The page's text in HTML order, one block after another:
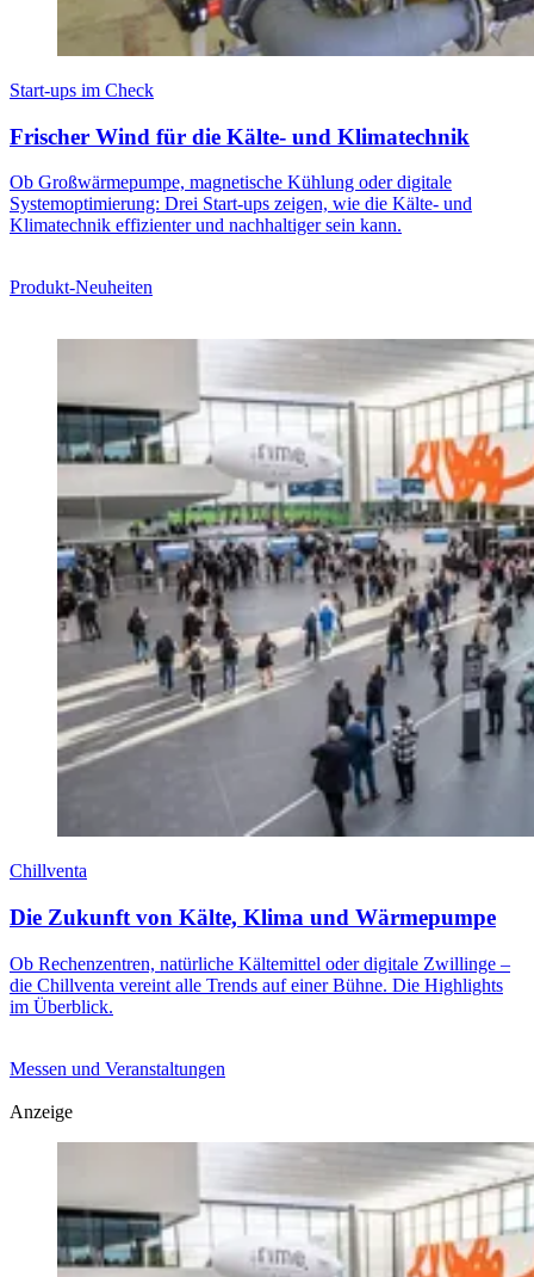
Start-ups im Check
Frischer Wind für die Kälte- und Klimatechnik
Ob Großwärmepumpe, magnetische Kühlung oder digitale
Systemoptimierung: Drei Start-ups zeigen, wie die Kälte- und
Klimatechnik effizienter und nachhaltiger sein kann.
Produkt-Neuheiten
Chillventa
Die Zukunft von Kälte, Klima und Wärmepumpe
Ob Rechenzentren, natürliche Kältemittel oder digitale Zwillinge –
die Chillventa vereint alle Trends auf einer Bühne. Die Highlights
im Überblick.
Messen und Veranstaltungen
Anzeige